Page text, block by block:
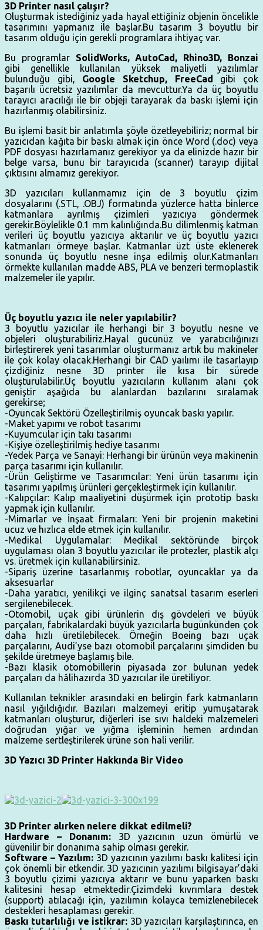
3D Printer nasıl çalışır?
Oluşturmak istediğiniz yada hayal ettiğiniz objenin öncelikle
tasarımını yapmanız ile başlar.Bu tasarım 3 boyutlu bir
tasarım olduğu için gerekli programlara ihtiyaç var.
Bu programlar SolidWorks, AutoCad, Rhino3D, Bonzai
gibi genellikle kullanılan yüksek maliyetli yazılımlar
bulunduğu gibi, Google Sketchup, FreeCad
gibi çok
başarılı ücretsiz yazılımlar da mevcuttur.Ya da üç boyutlu
tarayıcı aracılığı ile bir objeji tarayarak da baskı işlemi için
hazırlanmış olabilirsiniz.
Bu işlemi basit bir anlatımla şöyle özetleyebiliriz; normal bir
yazıcıdan kağıta bir baskı almak için önce Word (.doc) veya
PDF dosyası hazırlamanız gerekiyor ya da elinizde hazır bir
belge varsa, bunu bir tarayıcıda (scanner) tarayıp dijital
çıktısını almamız gerekiyor.
3D yazıcıları kullanmamız için de 3 boyutlu çizim
dosyalarını (.STL, .OBJ) formatında yüzlerce hatta binlerce
katmanlara ayrılmış çizimleri yazıcıya göndermek
gerekir.Böylelikle 0.1 mm kalınlığında.Bu dilimlenmiş katman
verileri üç boyutlu yazıcıya aktarılır ve üç boyutlu yazıcı
katmanları örmeye başlar. Katmanlar üzt üste eklenerek
sonunda üç boyutlu nesne inşa edilmiş olur.Katmanları
örmekte kullanılan madde ABS, PLA ve benzeri termoplastik
malzemeler ile yapılır.
Üç boyutlu yazıcı ile neler yapılabilir?
3 boyutlu yazıcılar ile herhangi bir 3 boyutlu nesne ve
objeleri oluşturabiliriz.Hayal gücünüz ve yaratıcılığınızı
birleştirerek yeni tasarımlar oluşturmanız artık bu makineler
ile çok kolay olacak.Herhangi bir CAD yaılımı ile tasarlayıp
çizdiğiniz nesne 3D printer ile kısa bir sürede
oluşturulabilir.Üç boyutlu yazıcıların kullanım alanı çok
geniştir aşağıda bu alanlardan bazılarını sıralamak
gerekirse;
-Oyuncak Sektörü Özelleştirilmiş oyuncak baskı yapılır.
-Maket yapımı ve robot tasarımı
-Kuyumcular için takı tasarımı
-Kişiye özelleştirilmiş hediye tasarımı
-Yedek Parça ve Sanayi: Herhangi bir ürünün veya makinenin
parça tasarımı için kullanılır.
-Ürün Geliştirme ve Tasarımcılar: Yeni ürün tasarımı için
tasarımı yapılmış ürünleri gerçekleştirmek için kullanılır.
-Kalıpçılar: Kalıp maaliyetini düşürmek için prototip baskı
yapmak için kullanılır.
-Mimarlar ve İnşaat firmaları: Yeni bir projenin maketini
ucuz ve hızlıca elde etmek için kullanılır.
-Medikal Uygulamalar: Medikal sektöründe birçok
uygulaması olan 3 boyutlu yazıcılar ile protezler, plastik alçı
vs. üretmek için kullanabilirsiniz.
-Sipariş üzerine tasarlanmış robotlar, oyuncaklar ya da
aksesuarlar
-Daha ya­ratıcı, yenilikçi ve ilginç sanatsal tasarım eserleri
ser­gilenebilecek.
-Otomobil, uçak gibi ürünlerin dış gövdeleri ve büyük
parçaları, fabrikalardaki büyük yazıcılarla bu­günkünden çok
daha hızlı üretilebilecek. Örneğin Boeing bazı uçak
parçalarını, Audi’yse bazı otomo­bil parçalarını şimdiden bu
şekilde üretmeye başla­mış bile.
-Bazı klasik otomobillerin piyasada zor bu­lunan yedek
parçaları da hâlihazırda 3D yazıcılar ile üretiliyor.
Kullanılan teknikler arasındaki en belirgin fark katmanların
nasıl yığıldığıdır. Bazıları malzemeyi eritip yumuşatarak
katmanları oluşturur, diğerleri ise sıvı haldeki malzemeleri
doğrudan yığar ve yığ­ma işleminin hemen ardından
malzeme sertleştirilerek ürüne son hali verilir.
3D Yazıcı 3D Printer Hakkında Bir Video
3D Printer alırken nelere dikkat edilmeli?
Hardware – Donanım: 3D yazıcının uzun ömürlü ve
güvenilir bir donanıma sahip olması gerekir.
Software – Yazılım:3D yazıcının yazılımı baskı kalitesi için
çok önemli bir etkendir. 3D yazıcının yazılımı bilgisayar’daki
3 boyutlu çizimi yazıcıya aktarır ve bunu yaparken baskı
kalitesini hesap etmektedir.Çizimdeki kıvrımlara destek
(support) atılacağı için, yazılımın kolayca temizlenebilecek
destekleri hesaplaması gerekir.
Baskı tutarlılığı ve istikrar: 3D yazıcıları karşılaştırınca, en